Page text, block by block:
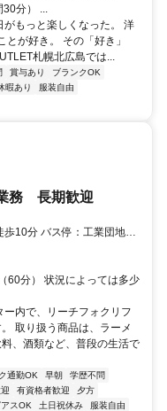
30分） ...
もっと楽しくなった。 洋
が好き。 その「好き」
札幌北広島では...
賞与あり
ブランクOK
暇あり
服装自由
務 長期歓迎
歩10分 バス停：工業団地6
60分） 状況によっては多少
内で、リーチフォクリフ
取り扱う商品は、ラーメ
、酒類など、普段の生活で
通勤OK 早朝
学歴不問
有資格者歓迎
夕方
アスOK 土日祝休み 服装自由